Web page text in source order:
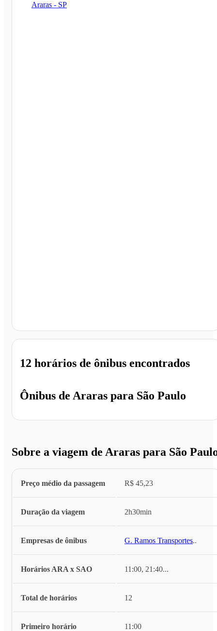
Araras - SP
Ônibus de Araras para São Paulo
12 horários de ônibus encontrados
Sobre a viagem de Araras para São
Preço médio da passagem R$ 45,23
Duração da viagem 2h30min
Empresas de ônibus G. Ramos Transportes...
Horários ARA x SAO 11:00, 21:40...
Total de horários 12
Primeiro horário 11:00